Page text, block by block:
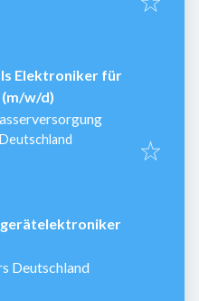
Elektroniker für
w/d)
Deutschland